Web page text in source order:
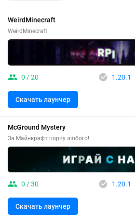
WeirdMinecraft
WeirdMinecraft
0 / 20 1.20.1
Скачать лаунчер
McGround Mystery
За Майнкрафт порву любого!
0 / 30 1.20.1
Скачать лаунчер